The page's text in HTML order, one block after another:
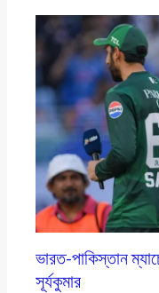
ভারত-পাকিস্তান
সূর্যকুমার